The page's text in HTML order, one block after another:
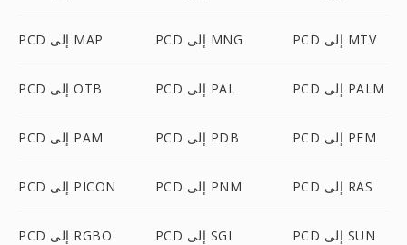
PCD إلى MAP PCD إلى MNG PCD إلى MTV
PCD إلى OTB PCD إلى PAL PCD إلى PALM
PCD إلى PAM PCD إلى PDB PCD إلى PFM
PCD إلى PICON PCD إلى PNM PCD إلى RAS
PCD إلى RGBO PCD إلى SGI PCD إلى SUN